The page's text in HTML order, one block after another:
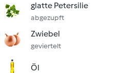
glatte Petersilie
abgezupft
Zwiebel
geviertelt
Öl